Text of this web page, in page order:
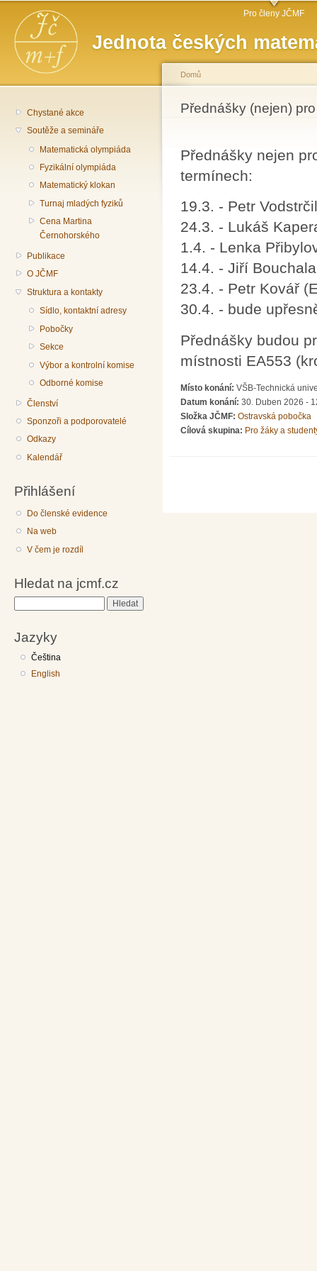
Jednota českých
Hlavní menu Pro členy JČMF
Chystané akce
Soutěže a semináře
Matematická olympiáda
Fyzikální olympiáda
Matematický klokan
Turnaj mladých fyziků
Cena Martina
Černohorského
Publikace
O JČMF
Struktura a kontakty
Sídlo, kontaktní adresy
Pobočky
Sekce
Výbor a kontrolní komise
Odborné komise
Členství
Sponzoři a podporovatelé
Odkazy
Kalendář
Přihlášení
Do členské evidence
Na web
V čem je rozdíl
Hledat na jcmf.cz
Jazyky
Čeština
English
Jste zde
Domů
Přednášky (nejen)
Přednášky nejen
termínech:
19.3. - Petr
24.3. - Lukáš
1.4. - Lenka
14.4. - Jiří
23.4. - Petr Kovář
30.4. - bude
Přednášky budou
místnosti EA553
Místo konání: VŠB-Technická
Datum konání: 30. Duben 2026 -
Složka JČMF: Ostravská pobočka
Cílová skupina: Pro žáky a